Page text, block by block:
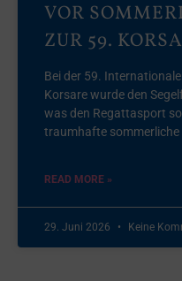
VOR
ZUR 59.
Bei der 59.
Korsare wurde den
was den Regattasport
traumhafte
READ MORE »
29. Juni 2026 Keine